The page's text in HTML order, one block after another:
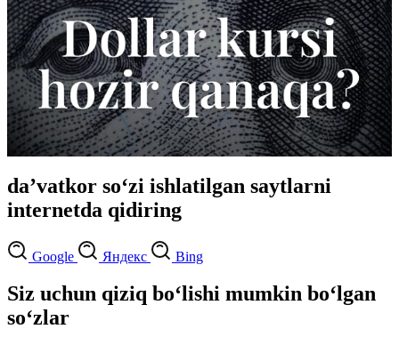
daʼvatkor so‘zi ishlatilgan saytlarni
internetda qidiring
Google Яндекс Bing
Siz uchun qiziq bo‘lishi mumkin bo‘lgan
so‘zlar